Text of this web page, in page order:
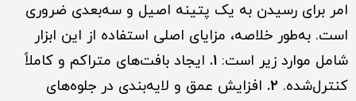
امر برای رسیدن به یک پتینه اصیل و سه‌بعدی ضروری
است. به‌طور خلاصه، مزایای اصلی استفاده از این ابزار
شامل موارد زیر است: 1. ایجاد بافت‌های متراکم و کاملاً
کنترل‌شده. 2. افزایش عمق و لایه‌بندی در جلوه‌های